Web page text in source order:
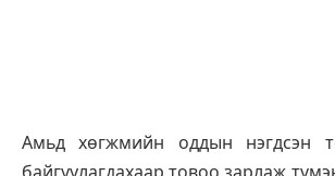
Амьд хөгжмийн оддын нэгдсэн